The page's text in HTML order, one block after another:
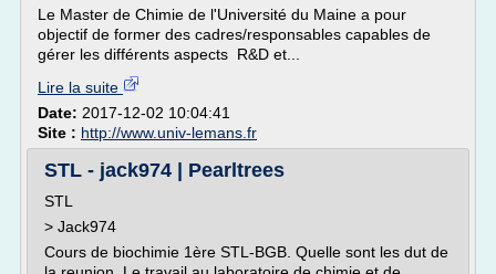
Le Master de Chimie de l'Université du Maine a pour
objectif de former des cadres/responsables capables de
gérer les différents aspects R&D et...
Lire la suite
Date: 2017-12-02 10:04:41
Site : http://www.univ-lemans.fr
STL - jack974 | Pearltrees
STL
> Jack974
Cours de biochimie 1ère STL-BGB. Quelle sont les dut de